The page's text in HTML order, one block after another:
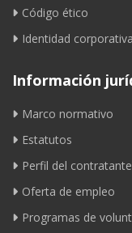
Código ético
Identidad corporativa
Información
Marco normativo
Estatutos
Perfil del contratante
Oferta de empleo
Programas de